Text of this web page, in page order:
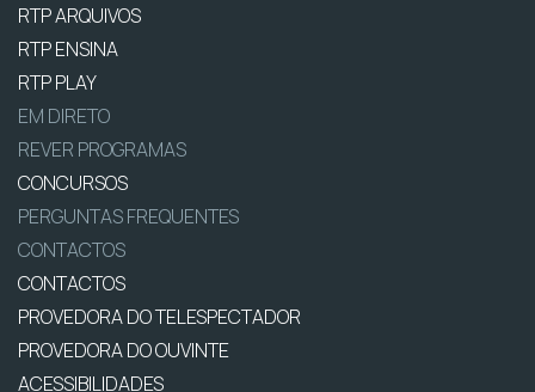
RTP ARQUIVOS
RTP ENSINA
RTP PLAY
EM DIRETO
REVER PROGRAMAS
CONCURSOS
PERGUNTAS FREQUENTES
CONTACTOS
CONTACTOS
PROVEDORA DO TELESPECTADOR
PROVEDORA DO OUVINTE
ACESSIBILIDADES